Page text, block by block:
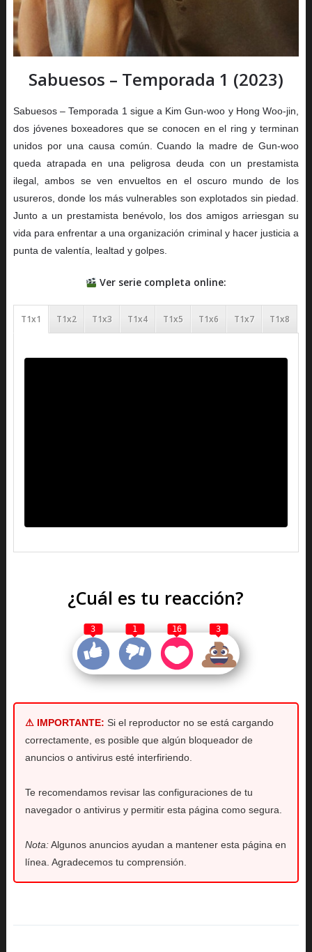
Sabuesos – Temporada 1 (2023)
Sabuesos – Temporada 1 sigue a Kim Gun-woo y Hong Woo-jin,
dos jóvenes boxeadores que se conocen en el ring y terminan
unidos por una causa común. Cuando la madre de Gun-woo
queda atrapada en una peligrosa deuda con un prestamista
ilegal, ambos se ven envueltos en el oscuro mundo de los
usureros, donde los más vulnerables son explotados sin piedad.
Junto a un prestamista benévolo, los dos amigos arriesgan su
vida para enfrentar a una organización criminal y hacer justicia a
punta de valentía, lealtad y golpes.
Ver serie completa online:
T1x1 T1x2 T1x3 T1x4 T1x5 T1x6 T1x7 T1x8
¿Cuál es tu reacción?
3 1 16 3
⚠ IMPORTANTE: Si el reproductor no se está cargando
correctamente, es posible que algún bloqueador de
anuncios o antivirus esté interfiriendo.
Te recomendamos revisar las configuraciones de tu
navegador o antivirus y permitir esta página como segura.
Nota:Algunos anuncios ayudan a mantener esta página en
línea. Agradecemos tu comprensión.